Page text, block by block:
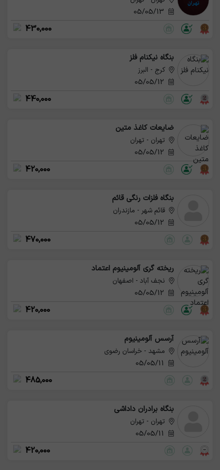
430,000
بنگاه نیکنام فلز
کرج - البرز
440,000
ضایعات کاغذ متین
تهران - تهران
420,000
بنگاه فلزات رنگی قائم
قائم شهر - مازندران
470,000
ریخته گری آلومینیوم اعتماد
نجف آباد - اصفهان
420,000
آرسس آلومینیوم
مشهد - خراسان رضوی
485,000
بنگاه برادران داداشی
تهران - تهران
420,000